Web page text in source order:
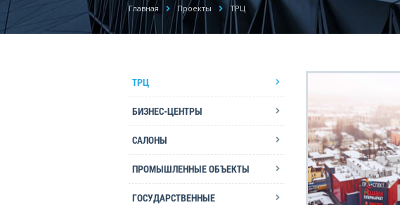
Главная Проекты ТРЦ
ТРЦ
БИЗНЕС-ЦЕНТРЫ
САЛОНЫ
ПРОМЫШЛЕННЫЕ ОБЪЕКТЫ
ГОСУДАРСТВЕННЫЕ